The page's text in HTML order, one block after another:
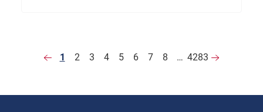
1 2 3 4 5 6 7 8 … 4283